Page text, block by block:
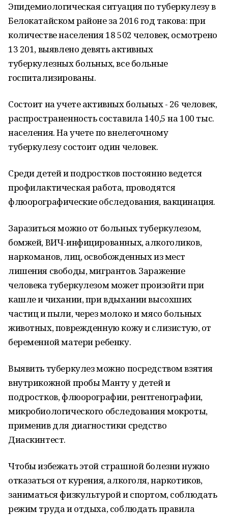
Эпидемиологическая ситуация по туберкулезу в
Белокатайском районе за 2016 год такова: при
количестве населения 18 502 человек, осмотрено
13 201, выявлено девять активных
туберкулезных больных, все больные
госпитализированы.
Состоит на учете активных больных - 26 человек,
распространенность составила 140,5 на 100 тыс.
населения. На учете по внелегочному
туберкулезу состоит один человек.
Среди детей и подростков постоянно ведется
профилактическая работа, проводятся
флюорографические обследования, вакцинация.
Заразиться можно от больных туберкулезом,
бомжей, ВИЧ-инфицированных, алкоголиков,
наркоманов, лиц, освобожденных из мест
лишения свободы, мигрантов. Заражение
человека туберкулезом может произойти при
кашле и чихании, при вдыхании высохших
частиц и пыли, через молоко и мясо больных
животных, поврежденную кожу и слизистую, от
беременной матери ребенку.
Выявить туберкулез можно посредством взятия
внутрикожной пробы Манту у детей и
подростков, флюорографии, рентгенографии,
микробиологического обследования мокроты,
применив для диагностики средство
Диаскинтест.
Чтобы избежать этой страшной болезни нужно
отказаться от курения, алкоголя, наркотиков,
заниматься физкультурой и спортом, соблюдать
режим труда и отдыха, соблюдать правила